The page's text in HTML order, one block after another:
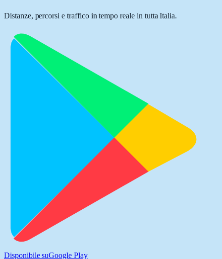
Distanze, percorsi e traffico in tempo reale in tutta Italia.
Disponibile suGoogle Play